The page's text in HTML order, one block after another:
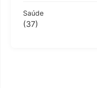
Saúde
(37)